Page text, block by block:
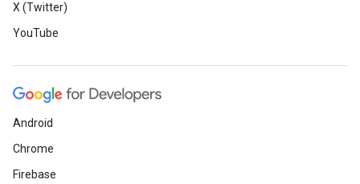
X (Twitter)
YouTube
Android
Chrome
Firebase